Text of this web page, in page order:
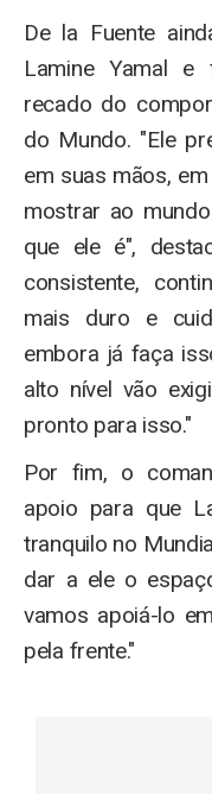
De la Fuente
Lamine Yamal
recado do
do Mundo. "Ele
em suas mãos,
mostrar ao
que ele é",
consistente,
mais duro e
embora já faça
alto nível vão
pronto para isso."
Por fim, o
apoio para que
tranquilo no
dar a ele o
vamos apoiá-lo
pela frente."